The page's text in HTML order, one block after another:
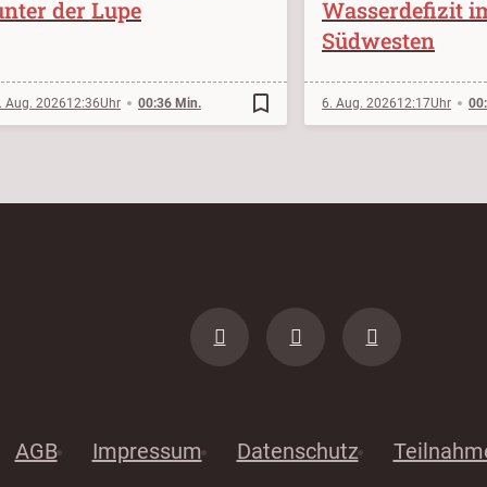
der Lupe
Aug. 202612:36 00:36 Min. bookmark_border
Wasserdefizit
Südwesten
6. Aug. 202612:17
AGB Impressum Datenschutz